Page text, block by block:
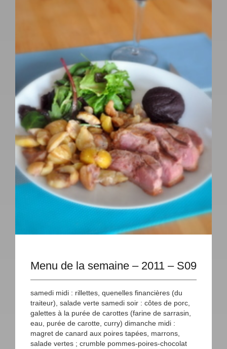
Menu de la semaine – 2011 – S09
samedi midi : rillettes, quenelles financières (du
traiteur), salade verte samedi soir : côtes de porc,
galettes à la purée de carottes (farine de sarrasin,
eau, purée de carotte, curry) dimanche midi :
magret de canard aux poires tapées, marrons,
salade vertes ; crumble pommes-poires-chocolat